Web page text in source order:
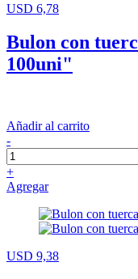
USD 6,78
Bulon con
100uni"
Añadir al carrito
-
+
Agregar
USD 9,38